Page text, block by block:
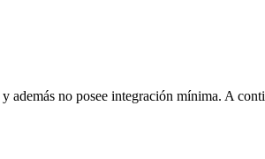
no posee integración mínima. A